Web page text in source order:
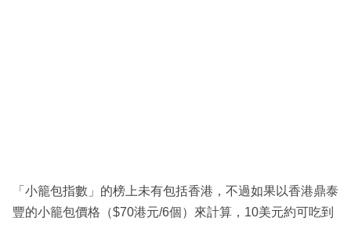
「小籠包指數」的榜上未有包括香港，不過如果以香港鼎泰
豐的小籠包價格（$70港元/6個）來計算，10美元約可吃到